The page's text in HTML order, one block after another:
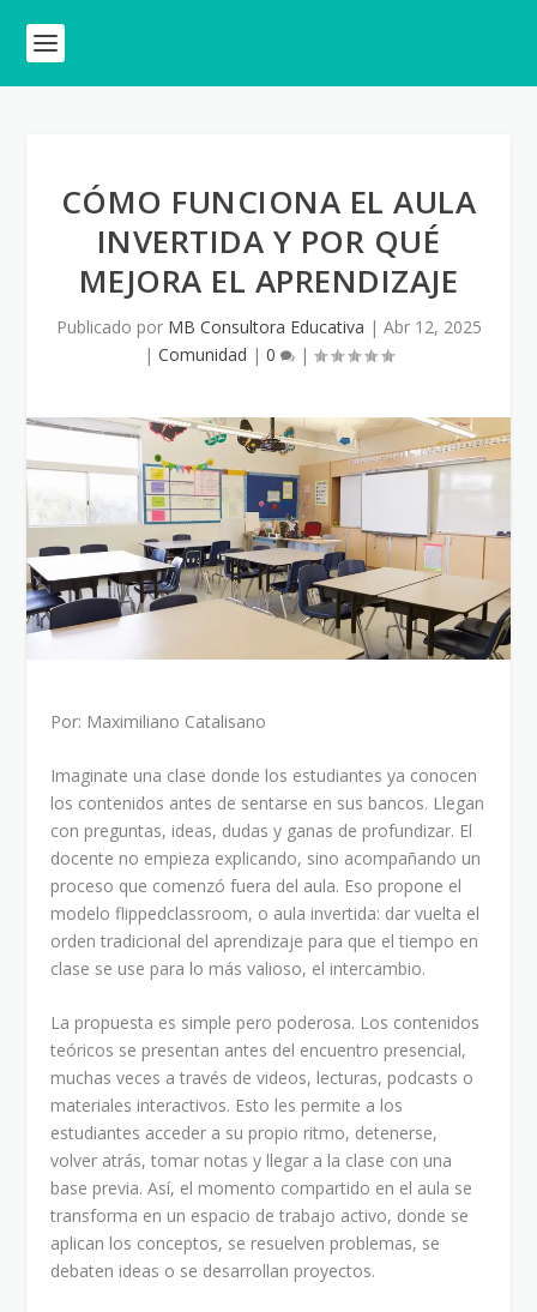
CÓMO FUNCIONA EL AULA
INVERTIDA Y POR QUÉ
MEJORA EL APRENDIZAJE
Publicado por MB Consultora Educativa | Abr 12, 2025
| Comunidad | 0 |
Por: Maximiliano Catalisano
Imaginate una clase donde los estudiantes ya conocen
los contenidos antes de sentarse en sus bancos. Llegan
con preguntas, ideas, dudas y ganas de profundizar. El
docente no empieza explicando, sino acompañando un
proceso que comenzó fuera del aula. Eso propone el
modelo flippedclassroom, o aula invertida: dar vuelta el
orden tradicional del aprendizaje para que el tiempo en
clase se use para lo más valioso, el intercambio.
La propuesta es simple pero poderosa. Los contenidos
teóricos se presentan antes del encuentro presencial,
muchas veces a través de videos, lecturas, podcasts o
materiales interactivos. Esto les permite a los
estudiantes acceder a su propio ritmo, detenerse,
volver atrás, tomar notas y llegar a la clase con una
base previa. Así, el momento compartido en el aula se
transforma en un espacio de trabajo activo, donde se
aplican los conceptos, se resuelven problemas, se
debaten ideas o se desarrollan proyectos.